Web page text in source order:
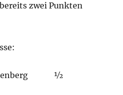
zwei Punkten
½